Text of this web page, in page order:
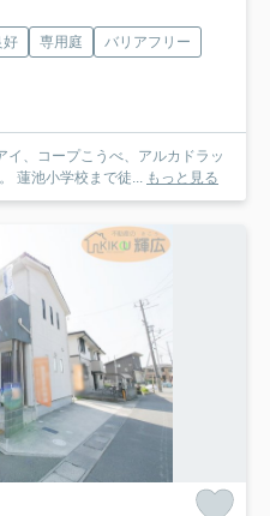
好 専用庭
バリアフリー
、コープこうべ、アルカドラッ
蓮池小学校まで徒... もっと見る